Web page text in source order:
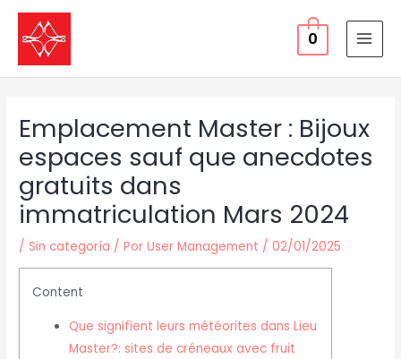
contenido
0
Emplacement Master : Bijoux
espaces sauf que anecdotes
gratuits dans
immatriculation Mars 2024
/Sin categoría / PorUser Management /02/01/2025
Content
Que signifient leurs météorites dans Lieu
Master?: sites de créneaux avec fruit